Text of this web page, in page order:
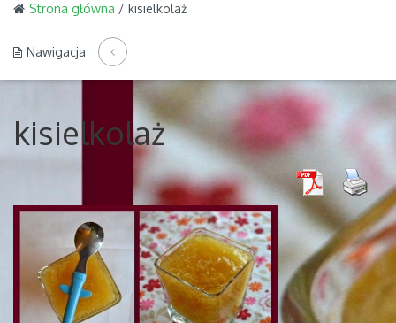
Strona główna / kisielkolaż
Nawigacja
kisielkolaż